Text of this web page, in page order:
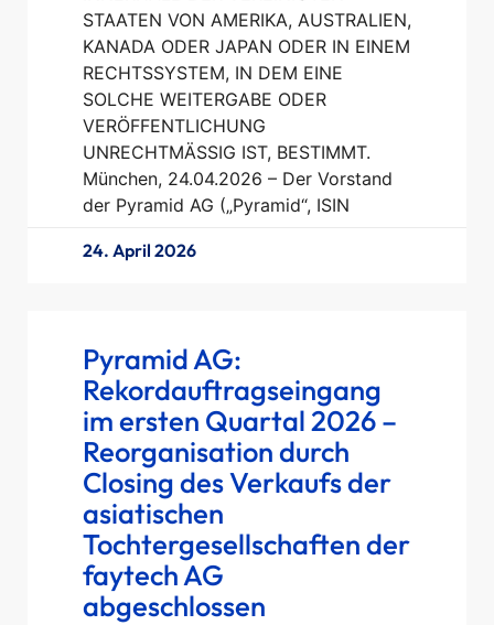
STAATEN VON AMERIKA, AUSTRALIEN,
KANADA ODER JAPAN ODER IN EINEM
RECHTSSYSTEM, IN DEM EINE
SOLCHE WEITERGABE ODER
VERÖFFENTLICHUNG
UNRECHTMÄSSIG IST, BESTIMMT.
München, 24.04.2026 – Der Vorstand
der Pyramid AG („Pyramid“, ISIN
24. April 2026
Pyramid AG:
Rekordauftragseingang
im ersten Quartal 2026 –
Reorganisation durch
Closing des Verkaufs der
asiatischen
Tochtergesellschaften der
faytech AG
abgeschlossen